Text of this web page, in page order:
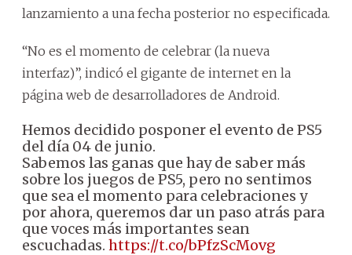
lanzamiento a una fecha posterior no especificada.
“No es el momento de celebrar (la nueva
interfaz)”, indicó el gigante de internet en la
página web de desarrolladores de Android.
Hemos decidido posponer el evento de PS5
del día 04 de junio.
Sabemos las ganas que hay de saber más
sobre los juegos de PS5, pero no sentimos
que sea el momento para celebraciones y
por ahora, queremos dar un paso atrás para
que voces más importantes sean
escuchadas. https://t.co/bPfzScMovg